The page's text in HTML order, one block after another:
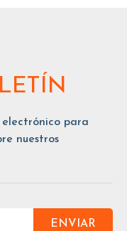
electrónico para
nuestros
ENVIAR